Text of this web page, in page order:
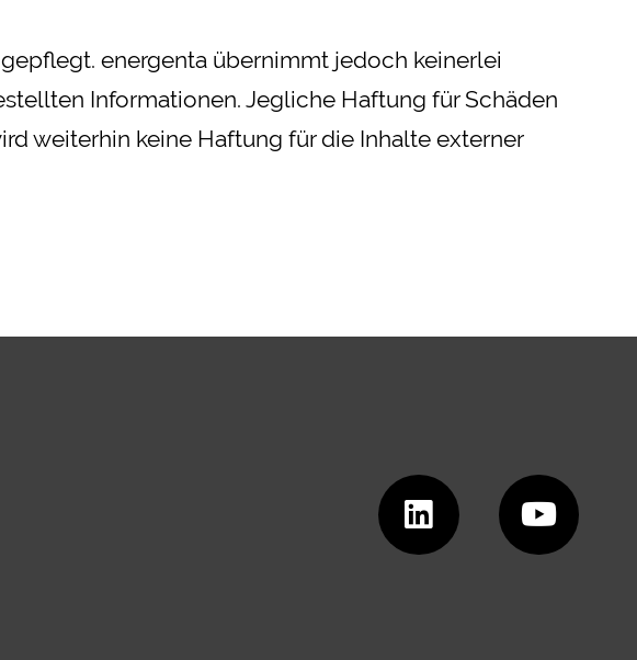
energenta übernimmt jedoch keinerlei
Informationen. Jegliche Haftung für Schäden
weiterhin keine Haftung für die Inhalte externer